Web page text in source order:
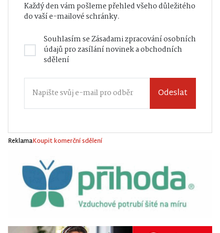
Každý den vám pošleme přehled všeho důležitého
do vaší e-mailové schránky.
Souhlasím seZásadami zpracování osobních
údajůpro zasílání novinek a obchodních
sdělení
Odeslat
ReklamaKoupit komerční sdělení